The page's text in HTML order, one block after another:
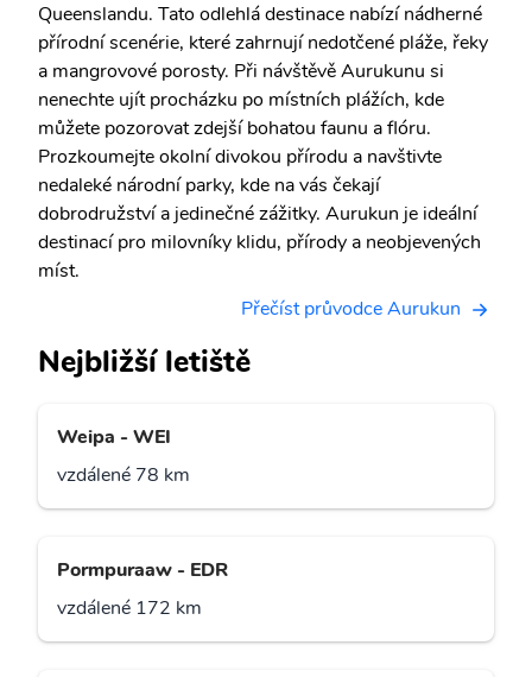
Queenslandu. Tato odlehlá destinace nabízí nádherné
přírodní scenérie, které zahrnují nedotčené pláže, řeky
a mangrovové porosty. Při návštěvě Aurukunu si
nenechte ujít procházku po místních plážích, kde
můžete pozorovat zdejší bohatou faunu a flóru.
Prozkoumejte okolní divokou přírodu a navštivte
nedaleké národní parky, kde na vás čekají
dobrodružství a jedinečné zážitky. Aurukun je ideální
destinací pro milovníky klidu, přírody a neobjevených
míst.
Přečíst průvodce Aurukun
Nejbližší letiště
Weipa - WEI
vzdálené 78 km
Pormpuraaw - EDR
vzdálené 172 km